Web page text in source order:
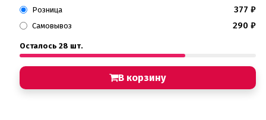
Розница 377 ₽
Самовывоз 290 ₽
Осталось 28 шт.
В корзину